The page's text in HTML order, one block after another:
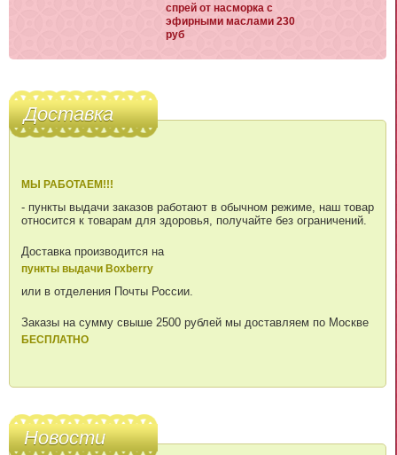
спрей от насморка с
эфирными маслами 230
руб
Доставка
МЫ РАБОТАЕМ!!!
- пункты выдачи заказов работают в обычном режиме, наш товар
относится к товарам для здоровья, получайте без ограничений.
Доставка производится на
пункты выдачи Boxberry
или в отделения Почты России.
Заказы на сумму свыше 2500 рублей мы доставляем по Москве
БЕСПЛАТНО
Новости